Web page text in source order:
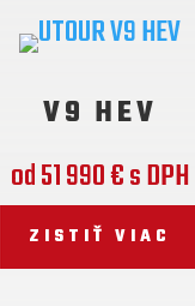
V9 HEV
od 51 990 € s DPH
ZISTIŤ VIAC